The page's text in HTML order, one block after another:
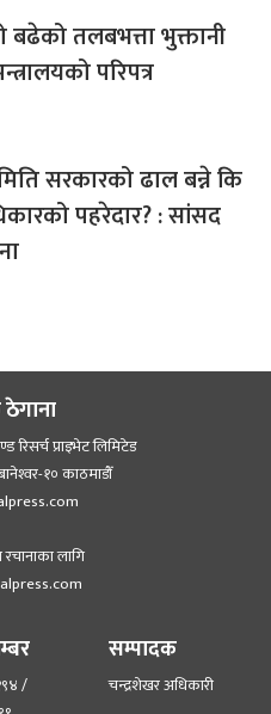
बढेको तलबभत्ता भुक्तानी
परिपत्र
सरकारको ढाल बन्ने कि
पहरेदार? : सांसद
रिसर्च प्राइभेट लिमिटेड
१० काठमाडौँ
लागि
/
सम्पादक
चन्द्रशेखर अधिकारी